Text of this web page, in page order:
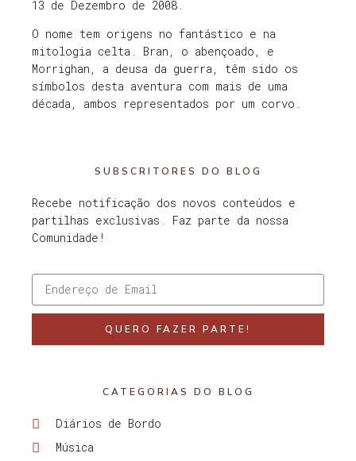
13 de Dezembro de 2008.
O nome tem origens no fantástico e na
mitologia celta. Bran, o abençoado, e
Morrighan, a deusa da guerra, têm sido os
símbolos desta aventura com mais de uma
década, ambos representados por um corvo.
SUBSCRITORES DO BLOG
Recebe notificação dos novos conteúdos e
partilhas exclusivas. Faz parte da nossa
Comunidade!
QUERO FAZER PARTE!
CATEGORIAS DO BLOG
Diários de Bordo
Música